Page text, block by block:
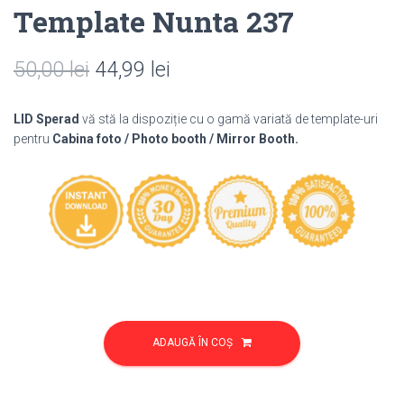
Template Nunta 237
50,00lei Prețul
a
50,00 lei.
44,99 lei
este:
44,99 lei.
LID Sperad vă stă la dispoziție cu o gamă variată de template-uri
pentru Cabina foto / Photo booth / Mirror Booth.
ADAUGĂ ÎN COȘ